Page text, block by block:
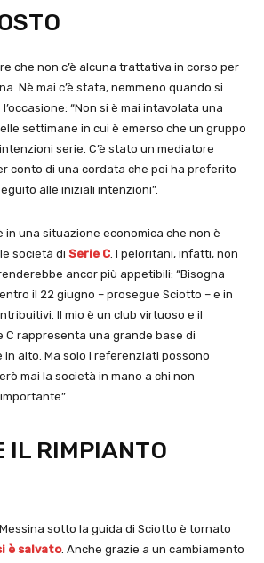
che non c’è alcuna trattativa in corso per
Nè mai c’è stata, nemmeno quando si
“Non si è mai intavolata una
settimane in cui è emerso che un gruppo
serie. C’è stato un mediatore
conto di una cordata che poi ha preferito
alle iniziali intenzioni”.
in una situazione economica che non è
società di Serie C. I peloritani, infatti, non
ancor più appetibili: “Bisogna
il 22 giugno – prosegue Sciotto – e in
Il mio è un club virtuoso e il
C rappresenta una grande base di
alto. Ma solo i referenziati possono
mai la società in mano a chi non
IL RIMPIANTO
sotto la guida di Sciotto è tornato
è salvato. Anche grazie a un cambiamento